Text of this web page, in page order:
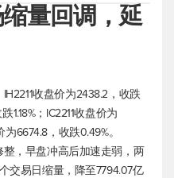
量回调，延
收盘价为2438.2，收跌
1.18%；IC2211收盘价为
6674.8，收跌0.49%。
整，早盘冲高后加速走弱，两
交易日缩量，降至7794.07亿